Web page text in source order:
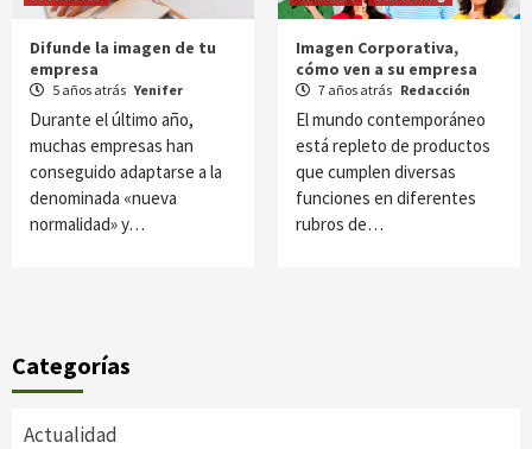
Difunde la imagen de tu
empresa
5 años atrás Yenifer
Durante el último año,
muchas empresas han
conseguido adaptarse a la
denominada «nueva
normalidad» y…
Imagen Corporativa,
cómo ven a su empresa
7 años atrás Redacción
El mundo contemporáneo
está repleto de productos
que cumplen diversas
funciones en diferentes
rubros de…
Categorías
Actualidad